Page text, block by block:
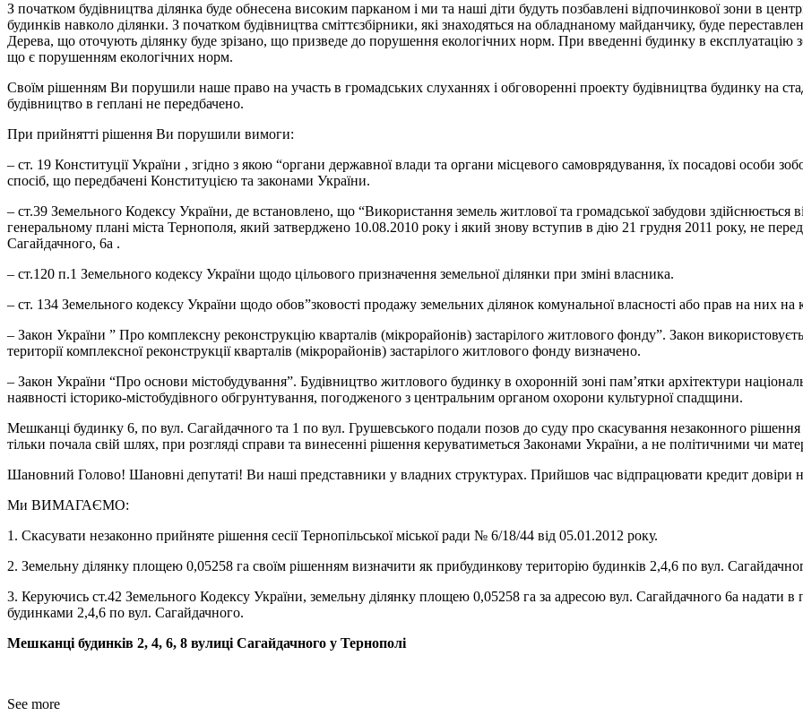
З початком будівництва ділянка буде обнесена високим парканом і ми та наші діти будуть позбавлені відпочинкової зони в
будинків навколо ділянки. З початком будівництва сміттєзбірники, які знаходяться на обладнаному майданчику, буде
Дерева, що оточують ділянку буде зрізано, що призведе до порушення екологічних норм. При введенні будинку в експлуатацію
що є порушенням екологічних норм.
Своїм рішенням Ви порушили наше право на участь в громадських слуханнях і обговоренні проекту будівництва будинку на
будівництво в геплані не передбачено.
При прийнятті рішення Ви порушили вимоги:
– ст. 19 Конституції України , згідно з якою “органи державної влади та органи місцевого самоврядування, їх посадові особи
спосіб, що передбачені Конституцією та законами України.
– ст.39 Земельного Кодексу України, де встановлено, що “Використання земель житлової та громадської забудови здійснюється
генеральному плані міста Тернополя, який затверджено 10.08.2010 року і який знову вступив в дію 21 грудня 2011 року, не
Сагайдачного, 6а .
– ст.120 п.1 Земельного кодексу України щодо цільового призначення земельної ділянки при зміні власника.
– ст. 134 Земельного кодексу України щодо обов”зковості продажу земельних ділянок комунальної власності або прав на них на
– Закон України ” Про комплексну реконструкцію кварталів (мікрорайонів) застарілого житлового фонду”. Закон
території комплексної реконструкції кварталів (мікрорайонів) застарілого житлового фонду визначено.
– Закон України “Про основи містобудування”. Будівництво житлового будинку в охоронній зоні пам’ятки архітектури
наявності історико-містобудівного обгрунтування, погодженого з центральним органом охорони культурної спадщини.
Мешканці будинку 6, по вул. Сагайдачного та 1 по вул. Грушевського подали позов до суду про скасування незаконного
тільки почала свій шлях, при розгляді справи та винесенні рішення керуватиметься Законами України, а не політичними чи
Шановний Голово! Шановні депутаті! Ви наші представники у владних структурах. Прийшов час відпрацювати кредит довіри
Ми ВИМАГАЄМО:
1. Скасувати незаконно прийняте рішення сесії Тернопільської міської ради № 6/18/44 від 05.01.2012 року.
2. Земельну ділянку площею 0,05258 га своїм рішенням визначити як прибудинкову територію будинків 2,4,6 по вул.
3. Керуючись ст.42 Земельного Кодексу України, земельну ділянку площею 0,05258 га за адресою вул. Сагайдачного 6а надати в
будинками 2,4,6 по вул. Сагайдачного.
Мешканці будинків 2, 4, 6, 8 вулиці Сагайдачного у Тернополі
See more